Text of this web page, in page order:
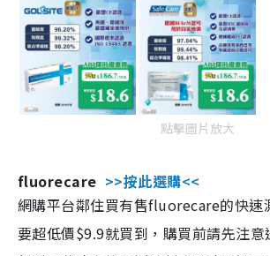
點擊圖片放大
fluorecare >>按此選購<<
網購平台鄰住買有售fluorecare的快速
要超低價$9.9就買到，購買前請先注